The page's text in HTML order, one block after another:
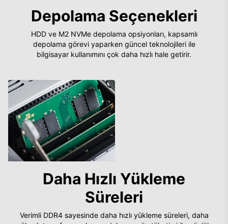
Depolama Seçenekleri
HDD ve M2 NVMe depolama opsiyonları, kapsamlı
depolama görevi yaparken güncel teknolojileri ile
bilgisayar kullanımını çok daha hızlı hale getirir.
Daha Hızlı Yükleme
Süreleri
Verimli DDR4 sayesinde daha hızlı yükleme süreleri, daha